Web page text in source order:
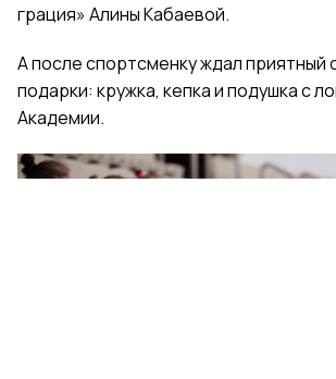
грация» Алины Кабаевой.
А после спортсменку ждал приятный
подарки: кружка, кепка и подушка с
Академии.